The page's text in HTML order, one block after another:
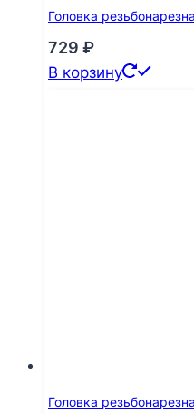
Головка
729 ₽
В корзину
Головка